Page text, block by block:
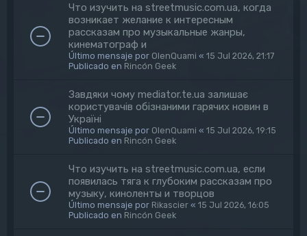
Что изучить на streetmusic.com.ua, когда
возникает желание к интересным
рассказам про музыкальные жанры,
кинематограф и
Último mensaje por OlenQuami « 15 Jul 2026, 21:17
Publicado en Rincón Geek
Завдяки чому mediator.te.ua залишає
користувачів обізнаними гарячих новин в
Україні
Último mensaje por OlenQuami « 15 Jul 2026, 19:15
Publicado en Rincón Geek
Что изучить на streetmusic.com.ua, если
появилась тяга к глубоким рассказам про
музыку, киноленты и творцов
Último mensaje por Rikascier « 15 Jul 2026, 16:05
Publicado en Rincón Geek